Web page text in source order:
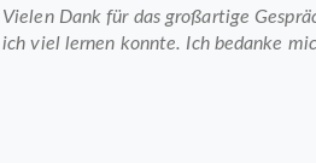
Vielen Dank für das großartige
ich viel lernen konnte. Ich bedanke